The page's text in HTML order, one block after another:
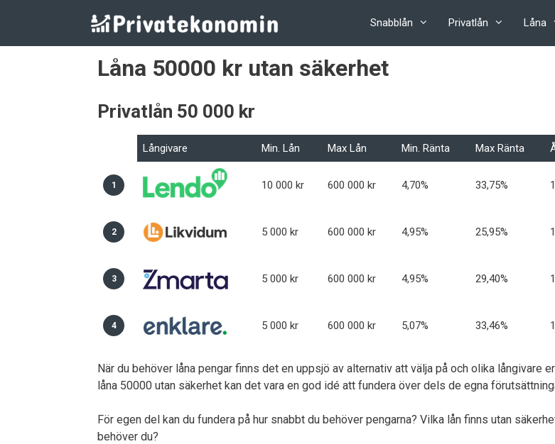
Snabblån Privatlån Låna
Låna 50000 kr utan säkerhet
Privatlån 50 000 kr
Långivare Min. Lån Max Lån Min. Ränta Max Ränta
1 10 000 kr 600 000 kr 4,70% 33,75%
2 5 000 kr 600 000 kr 4,95% 25,95%
3 5 000 kr 600 000 kr 4,95% 29,40%
4 5 000 kr 600 000 kr 5,07% 33,46%
När du behöver låna pengar finns det en uppsjö av alternativ att välja på och olika
låna 50000 utan säkerhet kan det vara en god idé att fundera över dels de egna
För egen del kan du fundera på hur snabbt du behöver pengarna? Vilka lån finns utan
behöver du?